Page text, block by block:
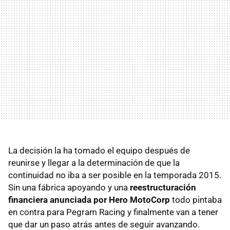
La decisión la ha tomado el equipo después de
reunirse y llegar a la determinación de que la
continuidad no iba a ser posible en la temporada 2015.
Sin una fábrica apoyando y una reestructuración
financiera anunciada por Hero MotoCorp todo pintaba
en contra para Pegram Racing y finalmente van a tener
que dar un paso atrás antes de seguir avanzando.